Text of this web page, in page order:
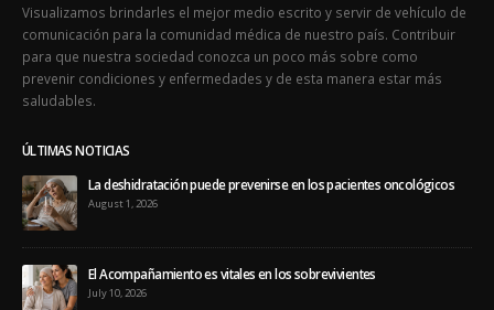
Visualizamos brindarles el mejor medio escrito y servir de vehículo de
comunicación para la comunidad médica de nuestro país. Contribuir
para que nuestra sociedad conozca un poco más sobre como
prevenir condiciones y enfermedades y de esta manera estar más
saludables.
ÚLTIMAS NOTICIAS
La deshidratación puede prevenirse en los pacientes oncológicos
August 1, 2026
El Acompañamiento es vitales en los sobrevivientes
July 10, 2026